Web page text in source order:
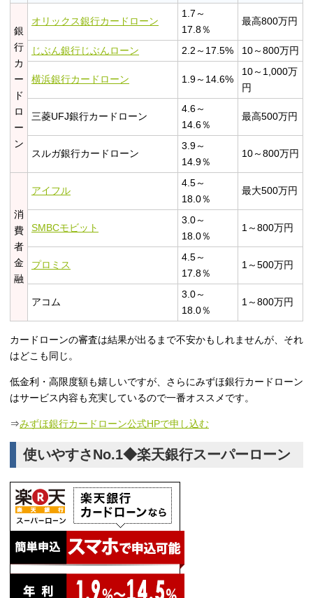
銀
行
カ
ー
ド
ロ
ー
ン
オリックス銀行カードローン
1.7～
17.8％
最高800万円
じぶん銀行じぶんローン 2.2～17.5% 10～800万円
横浜銀行カードローン 1.9～14.6%
10～1,000万
円
三菱UFJ銀行カードローン
4.6～
14.6％
最高500万円
スルガ銀行カードローン
3.9～
14.9％
10～800万円
消
費
者
金
融
アイフル
4.5～
18.0％
最大500万円
SMBCモビット
3.0～
18.0％
1～800万円
プロミス
4.5～
17.8％
1～500万円
アコム
3.0～
18.0％
1～800万円
カードローンの審査は結果が出るまで不安かもしれませんが、それ
はどこも同じ。
低金利・高限度額も嬉しいですが、さらにみずほ銀行カードローン
はサービス内容も充実しているので一番オススメです。
⇒みずほ銀行カードローン公式HPで申し込む
使いやすさNo.1◆楽天銀行スーパーローン